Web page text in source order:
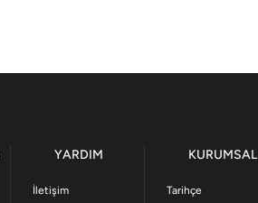
YARDIM
İletişim
KURUMSAL
Tarihçe